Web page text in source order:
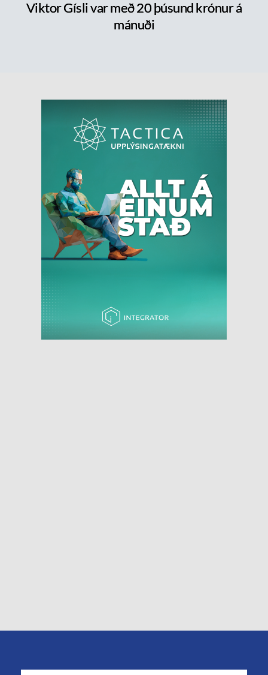
Viktor Gísli var með 20 þúsund krónur á
mánuði